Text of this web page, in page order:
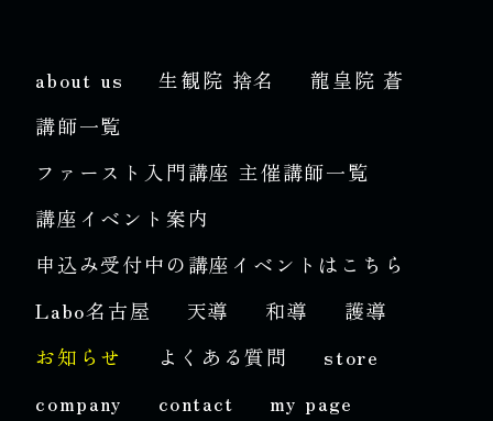
about us 生観院 捨名
龍皇院 蒼
講師一覧
ファースト入門講座 主催講師一覧
講座イベント案内
申込み受付中の講座イベントはこちら
Labo名古屋
天導 和導
護導
お知らせ
よくある質問
store
company
contact my page